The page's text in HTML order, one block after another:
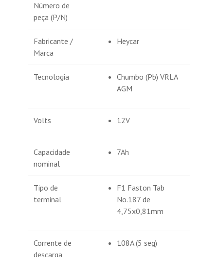
Número de
peça (P/N)
Fabricante /
Marca
Heycar
Tecnologia
Chumbo (Pb) VRLA
AGM
Volts 12V
Capacidade
nominal
7Ah
Tipo de
terminal
F1 Faston Tab
No.187 de
4,75x0,81mm
Corrente de
descarga
108A (5 seg)